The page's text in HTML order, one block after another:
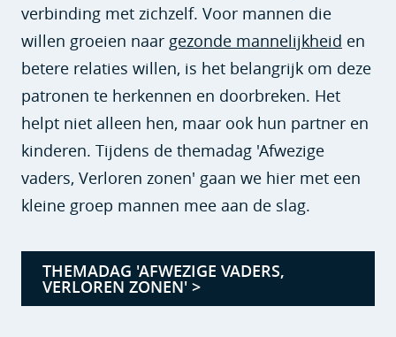
verbinding met zichzelf. Voor mannen die
willen groeien naar gezonde mannelijkheid en
betere relaties willen, is het belangrijk om deze
patronen te herkennen en doorbreken. Het
helpt niet alleen hen, maar ook hun partner en
kinderen. Tijdens de themadag 'Afwezige
vaders, Verloren zonen' gaan we hier met een
kleine groep mannen mee aan de slag.
THEMADAG 'AFWEZIGE VADERS,
VERLOREN ZONEN' >